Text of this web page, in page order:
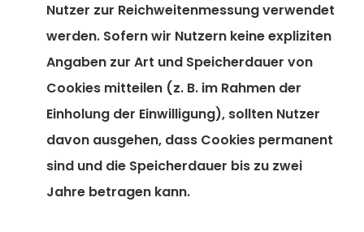
Nutzer zur Reichweitenmessung verwendet
werden. Sofern wir Nutzern keine expliziten
Angaben zur Art und Speicherdauer von
Cookies mitteilen (z. B. im Rahmen der
Einholung der Einwilligung), sollten Nutzer
davon ausgehen, dass Cookies permanent
sind und die Speicherdauer bis zu zwei
Jahre betragen kann.